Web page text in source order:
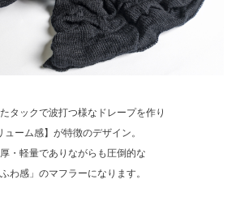
タックで波打つ様なドレープを作り
ューム感】が特徴のデザイン。
・軽量でありながらも圧倒的な
ふわ感」のマフラーになります。